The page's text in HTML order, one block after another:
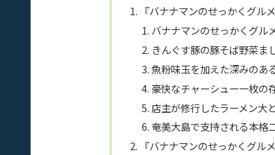
『バナナマンのせっかくグル
バナナマンのせっかくグル
きんぐす豚の豚そば野菜ま
魚粉味玉を加えた深みのあ
豪快なチャーシュー一枚の
店主が修行したラーメン大
奄美大島で支持される本格
『バナナマンのせっかくグル